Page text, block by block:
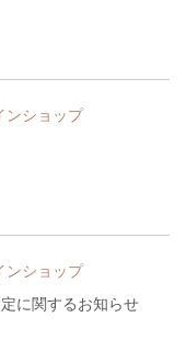
ンショップ
ンショップ
に関するお知らせ